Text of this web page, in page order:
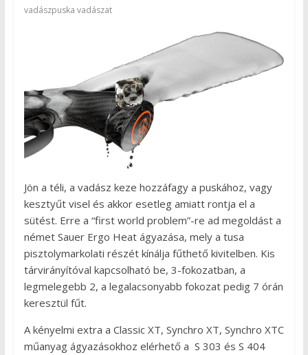
vadászpuska vadászat
Jön a téli, a vadász keze hozzáfagy a puskához, vagy
kesztyűt visel és akkor esetleg amiatt rontja el a
sütést. Erre a “first world problem”-re ad megoldást a
német Sauer Ergo Heat ágyazása, mely a tusa
pisztolymarkolati részét kínálja fűthető kivitelben. Kis
tárvirányítóval kapcsolható be, 3-fokozatban, a
legmelegebb 2, a legalacsonyabb fokozat pedig 7 órán
keresztül fűt.
A kényelmi extra a Classic XT, Synchro XT, Synchro XTC
műanyag ágyazásokhoz elérhető a S 303 és S 404